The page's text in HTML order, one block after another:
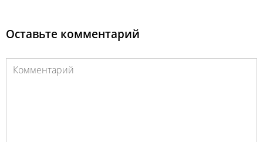
Оставьте комментарий